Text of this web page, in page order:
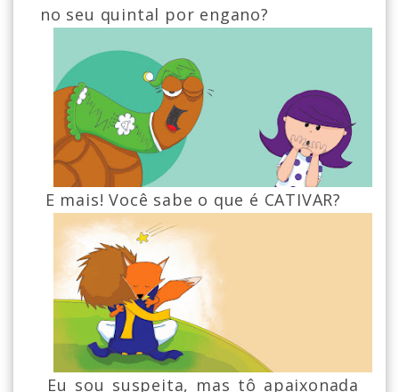
no seu quintal por engano?
E mais! Você sabe o que é CATIVAR?
Eu sou suspeita, mas tô apaixonada